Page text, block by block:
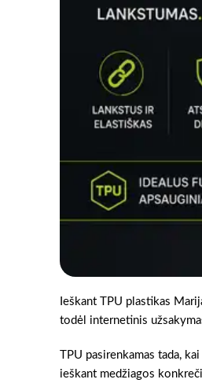
Ieškant TPU plastikas
todėl internetinis
TPU pasirenkamas tada,
ieškant medžiagos